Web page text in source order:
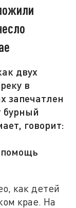
двух
в
запечатлен
бурный
говорит:
помощь
как детей
крае. На